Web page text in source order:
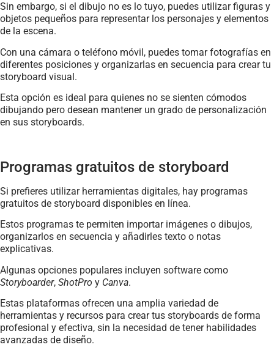
Sin embargo, si el dibujo no es lo tuyo, puedes utilizar figuras y
objetos pequeños para representar los personajes y elementos
de la escena.
Con una cámara o teléfono móvil, puedes tomar fotografías en
diferentes posiciones y organizarlas en secuencia para crear tu
storyboard visual.
Esta opción es ideal para quienes no se sienten cómodos
dibujando pero desean mantener un grado de personalización
en sus storyboards.
Programas gratuitos de storyboard
Si prefieres utilizar herramientas digitales, hay programas
gratuitos de storyboard disponibles en línea.
Estos programas te permiten importar imágenes o dibujos,
organizarlos en secuencia y añadirles texto o notas
explicativas.
Algunas opciones populares incluyen software como
Storyboarder, ShotPro y Canva.
Estas plataformas ofrecen una amplia variedad de
herramientas y recursos para crear tus storyboards de forma
profesional y efectiva, sin la necesidad de tener habilidades
avanzadas de diseño.